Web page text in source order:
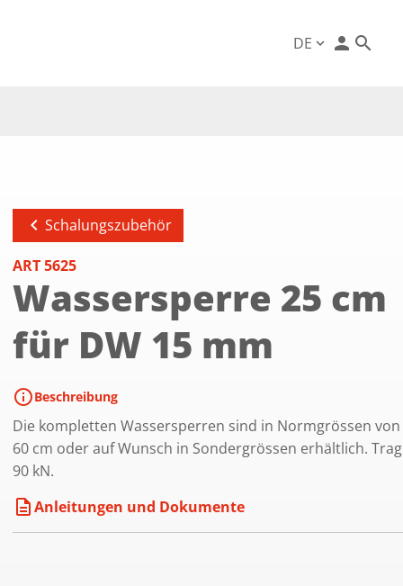
DE expand_more person
chevron_leftSchalungszubehör
ART 5625
Wassersperre 25 cm
für DW 15 mm
infoBeschreibung
Die kompletten Wassersperren sind in Normgrössen von
60 cm oder auf Wunsch in Sondergrössen erhältlich.
90 kN.
descriptionAnleitungen und Dokumente